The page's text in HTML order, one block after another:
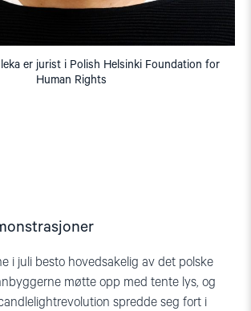
er jurist i Polish Helsinki Foundation for
Human Rights
i juli besto hovedsakelig av det polske
møtte opp med tente lys, og
spredde seg fort i